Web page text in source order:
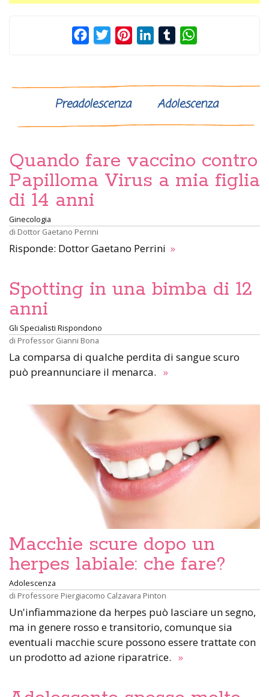
FacebookTwitterPinterestLinkedInTumblr
Preadolescenza Adolescenza
Quando fare vaccino contro
Papilloma Virus a mia figlia
di 14 anni
Ginecologia
di Dottor Gaetano Perrini
Risponde: Dottor Gaetano Perrini »
Spotting in una bimba di 12
anni
Gli Specialisti Rispondono
di Professor Gianni Bona
La comparsa di qualche perdita di sangue scuro
può preannunciare il menarca. »
Macchie scure dopo un
herpes labiale: che fare?
Adolescenza
di Professore Piergiacomo Calzavara Pinton
Un'infiammazione da herpes può lasciare un segno,
ma in genere rosso e transitorio, comunque sia
eventuali macchie scure possono essere trattate con
un prodotto ad azione riparatrice. »